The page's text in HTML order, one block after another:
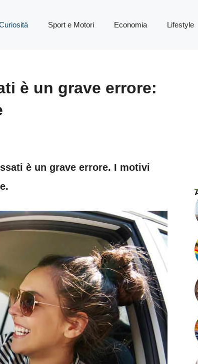
Sport e Motori Economia Lifestyle
è un grave errore:
è un grave errore. I motivi